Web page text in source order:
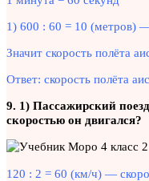
1) 600 : 60 = 10 (метров) —
Значит скорость полёта
Ответ: скорость полёта
9. 1) Пассажирский
скоростью он двигался?
120 : 2 = 60 (км/ч) —